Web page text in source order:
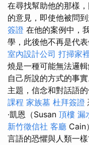
在尋找幫助他的那樣
的意見，即使他被問
簽證 在他的案例中，
學，此後他不再是代
室內設計公司 打掃家
燒是一種可能無法邏
自己所說的方式的事實
主題，信念和對話語的
課程 家族墓 杜拜簽證
·凱恩（Susan 頂樓 漏
新竹徵信社 客廳 Cain
言語的恐懼與人類一